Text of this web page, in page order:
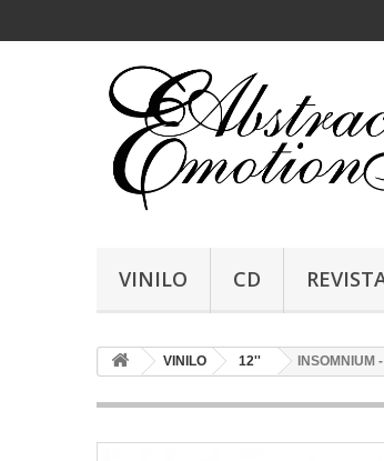
VINILO CD
VINILO 12'' INSOMNIUM